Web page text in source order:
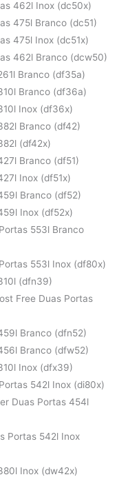
462l Inox (dc50x)
475l Branco (dc51)
475l Inox (dc51x)
462l Branco (dcw50)
Branco (df35a)
Branco (df36a)
Inox (df36x)
Branco (df42)
(df42x)
Branco (df51)
Inox (df51x)
Branco (df52)
Inox (df52x)
553l Branco
553l Inox (df80x)
(dfn39)
Free Duas Portas
Branco (dfn52)
Branco (dfw52)
Inox (dfx39)
542l Inox (di80x)
Duas Portas 454l
Portas 542l Inox
Inox (dw42x)